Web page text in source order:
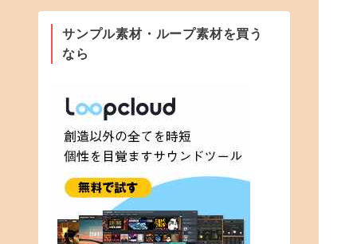
サンプル素材・ループ素材を買う
なら